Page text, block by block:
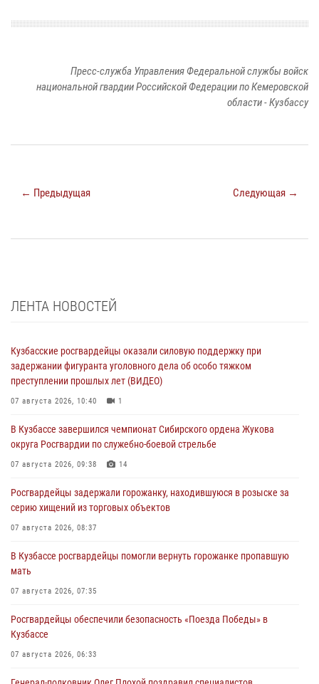
Пресс-служба Управления Федеральной службы войск
национальной гвардии Российской Федерации по Кемеровской
области - Кузбассу
← Предыдущая Следующая →
ЛЕНТА НОВОСТЕЙ
Кузбасские росгвардейцы оказали силовую поддержку при
задержании фигуранта уголовного дела об особо тяжком
преступлении прошлых лет (ВИДЕО)
07 августа 2026, 10:40 1
В Кузбассе завершился чемпионат Сибирского ордена Жукова
округа Росгвардии по служебно-боевой стрельбе
07 августа 2026, 09:38 14
Росгвардейцы задержали горожанку, находившуюся в розыске за
серию хищений из торговых объектов
07 августа 2026, 08:37
В Кузбассе росгвардейцы помогли вернуть горожанке пропавшую
мать
07 августа 2026, 07:35
Росгвардейцы обеспечили безопасность «Поезда Победы» в
Кузбассе
07 августа 2026, 06:33